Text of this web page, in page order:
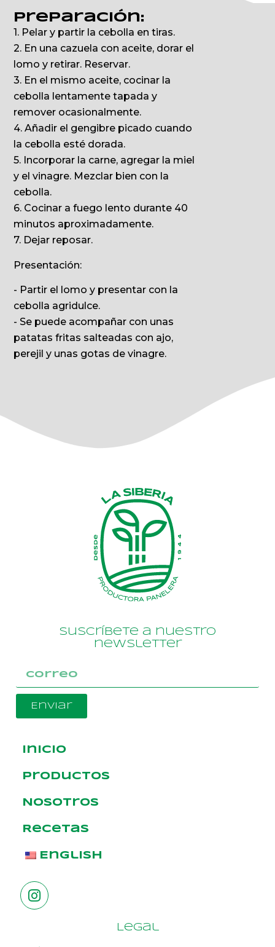
Preparación:
1. Pelar y partir la cebolla en tiras.
2. En una cazuela con aceite, dorar el
lomo y retirar. Reservar.
3. En el mismo aceite, cocinar la
cebolla lentamente tapada y
remover ocasionalmente.
4. Añadir el gengibre picado cuando
la cebolla esté dorada.
5. Incorporar la carne, agregar la miel
y el vinagre. Mezclar bien con la
cebolla.
6. Cocinar a fuego lento durante 40
minutos aproximadamente.
7. Dejar reposar.
Presentación:
- Partir el lomo y presentar con la
cebolla agridulce.
- Se puede acompañar con unas
patatas fritas salteadas con ajo,
perejil y unas gotas de vinagre.
Suscríbete a nuestro
newsletter
Enviar
Inicio
Productos
Nosotros
Recetas
English
Legal